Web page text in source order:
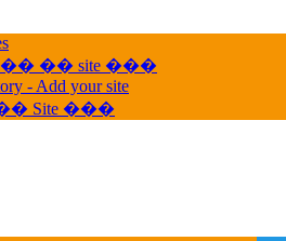
�� site ���
- Add your site
Site ���